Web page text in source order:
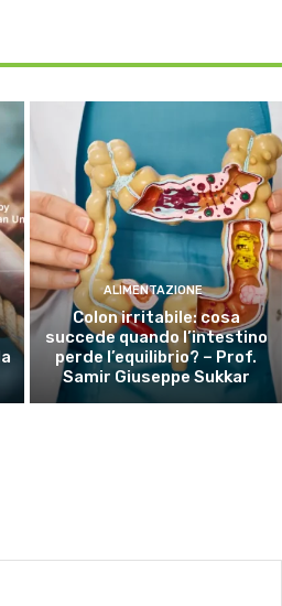
ALIMENTAZIONE
Colon irritabile: cosa
succede quando l’intestino
perde l’equilibrio? – Prof.
Samir Giuseppe Sukkar